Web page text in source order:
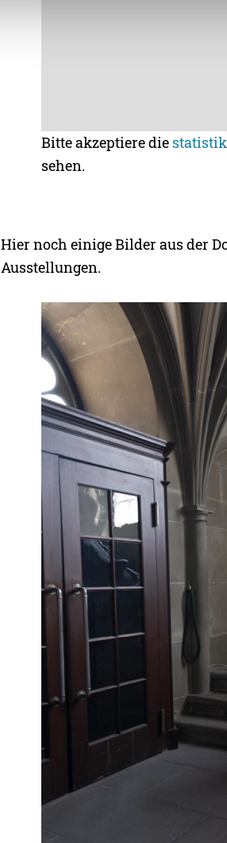
Bitte akzeptiere die
sehen.
Hier noch einige Bilder aus der
Ausstellungen.